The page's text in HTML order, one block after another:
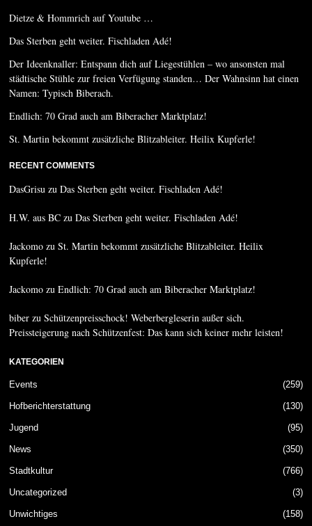
Dietze & Hommrich auf Youtube …
Das Sterben geht weiter. Fischladen Adé!
Der Ideenknaller: Entspann dich auf Liegestühlen – wo ansonsten mal
städtische Stühle zur freien Verfügung standen… Der Wahnsinn hat einen
Namen: Typisch Biberach.
Endlich: 70 Grad auch am Biberacher Marktplatz!
St. Martin bekommt zusätzliche Blitzableiter. Heilix Kupferle!
RECENT COMMENTS
DasGrisu zuDas Sterben geht weiter. Fischladen Adé!
H.W. aus BC zuDas Sterben geht weiter. Fischladen Adé!
Jackomo zuSt. Martin bekommt zusätzliche Blitzableiter. Heilix
Kupferle!
Jackomo zuEndlich: 70 Grad auch am Biberacher Marktplatz!
biber zuSchützenpreisschock! Weberbergleserin außer sich.
Preissteigerung nach Schützenfest: Das kann sich keiner mehr leisten!
KATEGORIEN
Events 259
Hofberichterstattung 130
Jugend 95
News 350
Stadtkultur 766
Uncategorized 3
Unwichtiges 158